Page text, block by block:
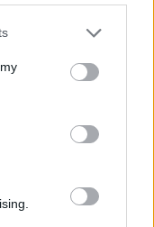
or more Google
You may click to
third-party tags to
in below Google